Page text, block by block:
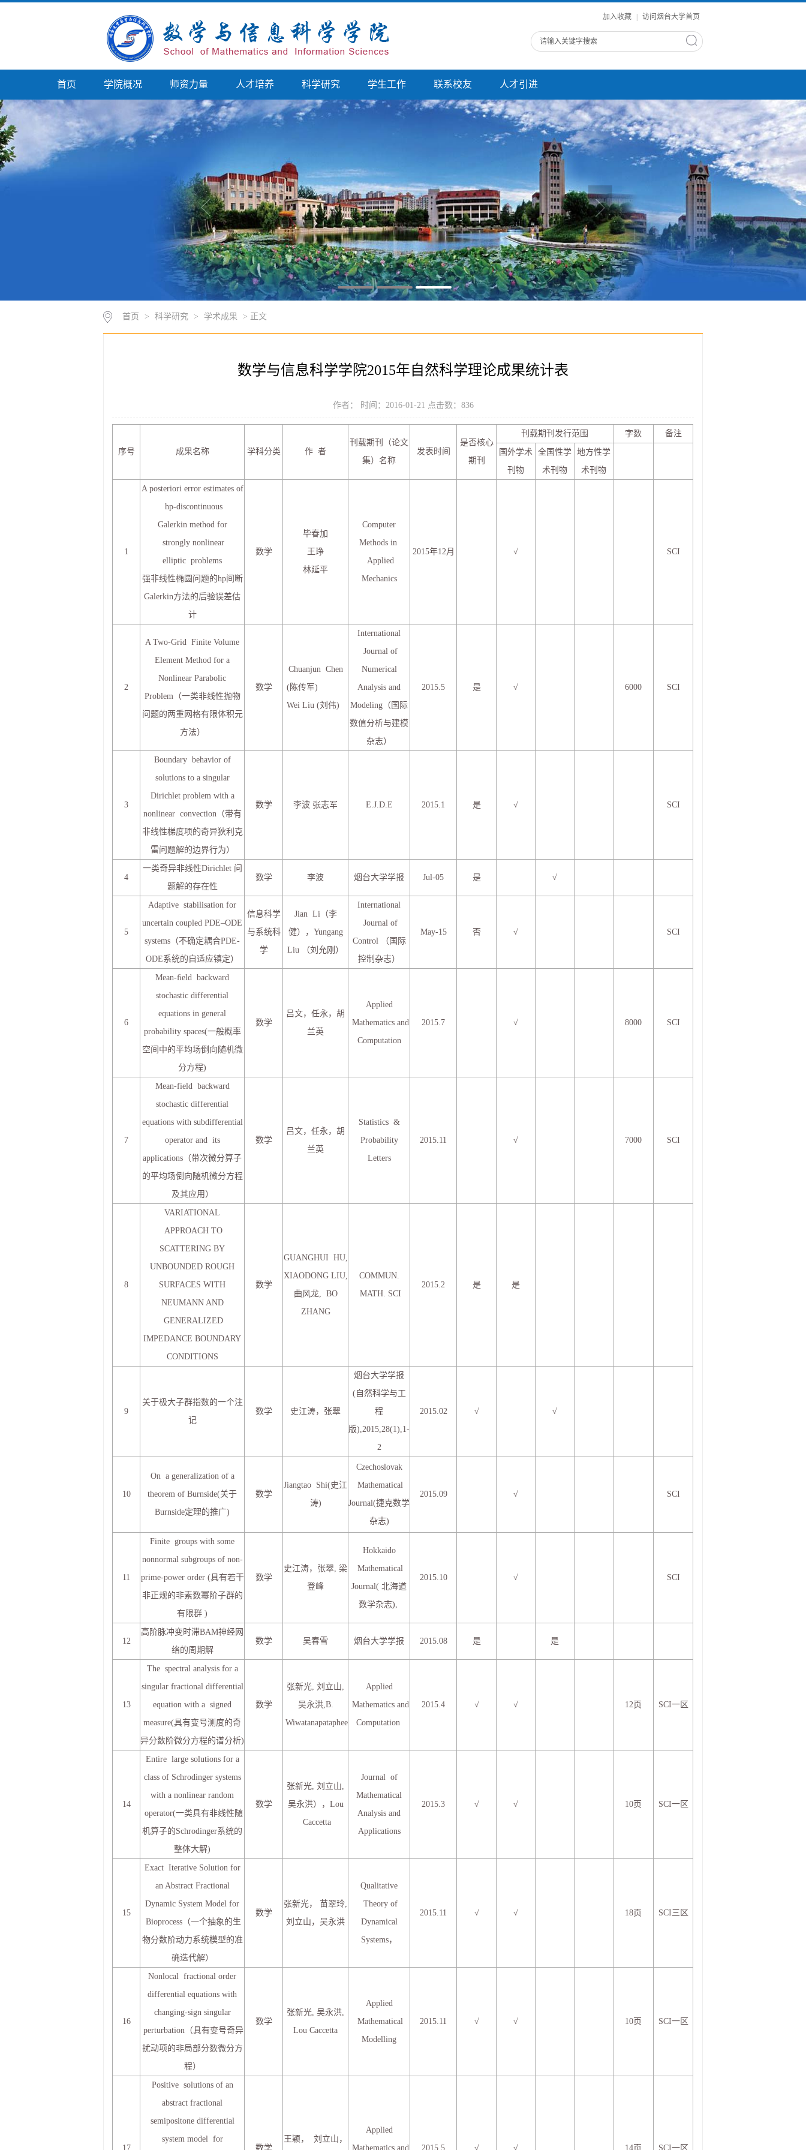
加入收藏 访问烟台大学首页
首页 学院概况 师资力量 人才培养 科学研究 学生工作 联系校友 人才引进
首页 > 科学研究 > 学术成果 > 正文
数学与信息科学学院2015年自然科学理论成果统计表
作者： 时间：2016-01-21 点击数： 836
序号 成果名称 学科分类 作 者
刊载期刊（论文
集）名称
发表时间
是否核心
期刊
刊载期刊发行范围 字数 备注
国外学术
刊物
全国性学
术刊物
地方性学
术刊物
1
A posteriori error estimates of
hp-discontinuous
Galerkin method for
strongly nonlinear
elliptic problems
强非线性椭圆问题的hp间断
Galerkin方法的后验误差估
计
数学
毕春加
王琤
林延平
Computer
Methods in
Applied
Mechanics
2015年12月 √ SCI
2
A Two-Grid Finite Volume
Element Method for a
Nonlinear Parabolic
Problem（一类非线性抛物
问题的两重网格有限体积元
方法）
数学
Chuanjun Chen
(陈传军)
Wei Liu (刘伟)
International
Journal of
Numerical
Analysis and
Modeling（国际
数值分析与建模
杂志）
2015.5 是 √ 6000 SCI
3
Boundary behavior of
solutions to a singular
Dirichlet problem with a
nonlinear convection（带有
非线性梯度项的奇异狄利克
雷问题解的边界行为）
数学 李波 张志军 E.J.D.E 2015.1 是 √ SCI
4
一类奇异非线性Dirichlet 问
题解的存在性
数学 李波 烟台大学学报 Jul-05 是 √
5
Adaptive stabilisation for
uncertain coupled PDE–ODE
systems（不确定耦合PDE-
ODE系统的自适应镇定）
信息科学
与系统科
学
Jian Li（李
健），Yungang
Liu （刘允刚）
International
Journal of
Control （国际
控制杂志）
May-15 否 √ SCI
6
Mean-ﬁeld backward
stochastic differential
equations in general
probability spaces(一般概率
空间中的平均场倒向随机微
分方程)
数学
吕文，任永，胡
兰英
Applied
Mathematics and
Computation
2015.7 √ 8000 SCI
7
Mean-field backward
stochastic differential
equations with subdifferential
operator and its
applications（带次微分算子
的平均场倒向随机微分方程
及其应用）
数学
吕文，任永，胡
兰英
Statistics &
Probability
Letters
2015.11 √ 7000 SCI
8
VARIATIONAL
APPROACH TO
SCATTERING BY
UNBOUNDED ROUGH
SURFACES WITH
NEUMANN AND
GENERALIZED
IMPEDANCE BOUNDARY
CONDITIONS
数学
GUANGHUI HU,
XIAODONG LIU,
曲风龙, BO
ZHANG
COMMUN.
MATH. SCI
2015.2 是 是
9
关于极大子群指数的一个注
记
数学 史江涛，张翠
烟台大学学报
(自然科学与工
程
版),2015,28(1),1-
2
2015.02 √ √
10
On a generalization of a
theorem of Burnside(关于
Burnside定理的推广)
数学
Jiangtao Shi(史江
涛)
Czechoslovak
Mathematical
Journal(捷克数学
杂志)
2015.09 √ SCI
11
Finite groups with some
nonnormal subgroups of non-
prime-power order (具有若干
非正规的非素数幂阶子群的
有限群 )
数学
史江涛，张翠, 梁
登峰
Hokkaido
Mathematical
Journal( 北海道
数学杂志),
2015.10 √ SCI
12
高阶脉冲变时滞BAM神经网
络的周期解
数学 吴春雪 烟台大学学报 2015.08 是 是
13
The spectral analysis for a
singular fractional differential
equation with a signed
measure(具有变号测度的奇
异分数阶微分方程的谱分析)
数学
张新光, 刘立山,
吴永洪,B.
Wiwatanapataphee
Applied
Mathematics and
Computation
2015.4 √ √ 12页 SCI一区
14
Entire large solutions for a
class of Schrodinger systems
with a nonlinear random
operator(一类具有非线性随
机算子的Schrodinger系统的
整体大解)
数学
张新光, 刘立山,
吴永洪），Lou
Caccetta
Journal of
Mathematical
Analysis and
Applications
2015.3 √ √ 10页 SCI一区
15
Exact Iterative Solution for
an Abstract Fractional
Dynamic System Model for
Bioprocess（一个抽象的生
物分数阶动力系统模型的准
确迭代解）
数学
张新光， 苗翠玲,
刘立山，吴永洪
Qualitative
Theory of
Dynamical
Systems，
2015.11 √ √ 18页 SCI三区
16
Nonlocal fractional order
differential equations with
changing-sign singular
perturbation（具有变号奇异
扰动项的非局部分数微分方
程）
数学
张新光, 吴永洪,
Lou Caccetta
Applied
Mathematical
Modelling
2015.11 √ √ 10页 SCI一区
17
Positive solutions of an
abstract fractional
semipositone differential
system model for
数学
王颖， 刘立山，
Applied
Mathematics and
2015.5 √ √ 14页 SCI一区